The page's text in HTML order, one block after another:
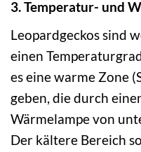
3. Temperatur- und
Leopardgeckos sind
einen
es eine warme Zone
geben, die durch
Wärmelampe von
Der kältere Bereich